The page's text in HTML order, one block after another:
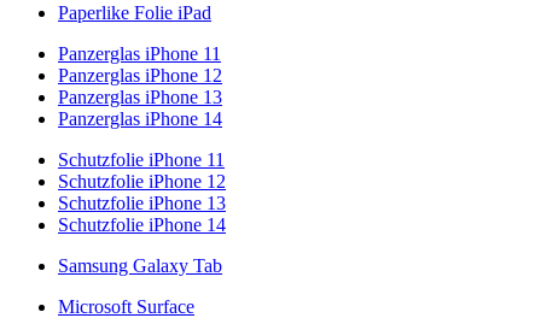
Paperlike Folie iPad
Panzerglas iPhone 11
Panzerglas iPhone 12
Panzerglas iPhone 13
Panzerglas iPhone 14
Schutzfolie iPhone 11
Schutzfolie iPhone 12
Schutzfolie iPhone 13
Schutzfolie iPhone 14
Samsung Galaxy Tab
Microsoft Surface